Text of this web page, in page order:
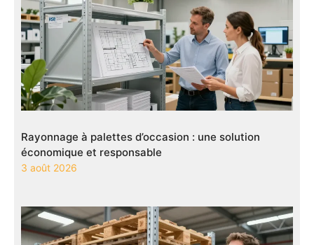
Rayonnage à palettes d’occasion : une solution
économique et responsable
3 août 2026